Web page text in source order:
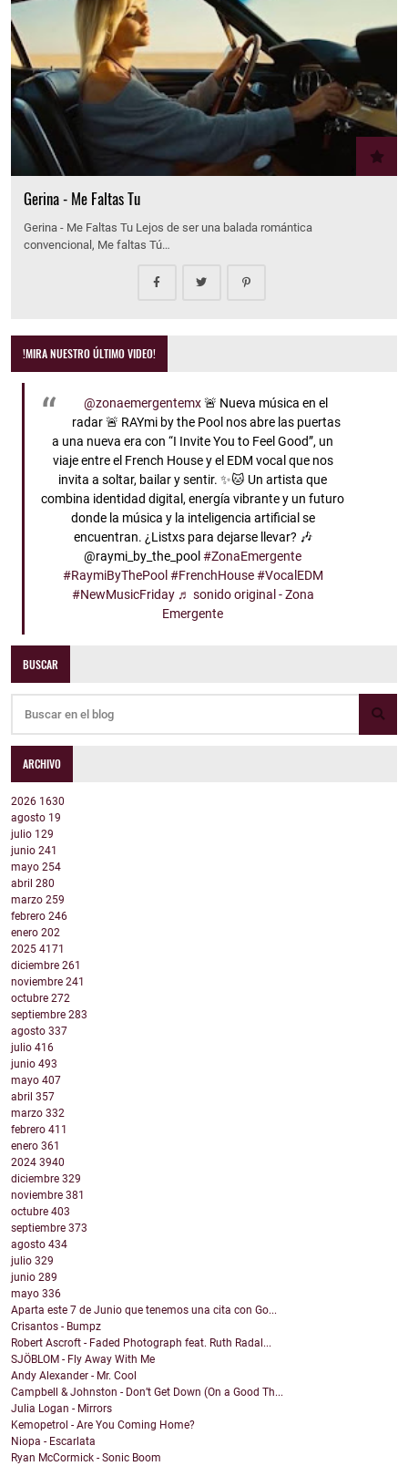
Gerina - Me Faltas Tu
Gerina - Me Faltas Tu Lejos de ser una balada romántica
convencional, Me faltas Tú…
!MIRA NUESTRO ÚLTIMO VIDEO!
@zonaemergentemx🚨 Nueva música en el
radar 🚨 RAYmi by the Pool nos abre las puertas
a una nueva era con “I Invite You to Feel Good”, un
viaje entre el French House y el EDM vocal que nos
invita a soltar, bailar y sentir. ✨🐱 Un artista que
combina identidad digital, energía vibrante y un futuro
donde la música y la inteligencia artificial se
encuentran. ¿Listxs para dejarse llevar? 🎶
@raymi_by_the_pool#ZonaEmergente
#RaymiByThePool #FrenchHouse #VocalEDM
#NewMusicFriday ♬ sonido original - Zona
Emergente
BUSCAR
ARCHIVO
2026 1630
agosto 19
julio 129
junio 241
mayo 254
abril 280
marzo 259
febrero 246
enero 202
2025 4171
diciembre 261
noviembre 241
octubre 272
septiembre 283
agosto 337
julio 416
junio 493
mayo 407
abril 357
marzo 332
febrero 411
enero 361
2024 3940
diciembre 329
noviembre 381
octubre 403
septiembre 373
agosto 434
julio 329
junio 289
mayo 336
Aparta este 7 de Junio que tenemos una cita con Go...
Crisantos - Bumpz
Robert Ascroft - Faded Photograph feat. Ruth Radal...
SJÖBLOM - Fly Away With Me
Andy Alexander - Mr. Cool
Campbell & Johnston - Don’t Get Down (On a Good Th...
Julia Logan - Mirrors
Kemopetrol - Are You Coming Home?
Niopa - Escarlata
Ryan McCormick - Sonic Boom